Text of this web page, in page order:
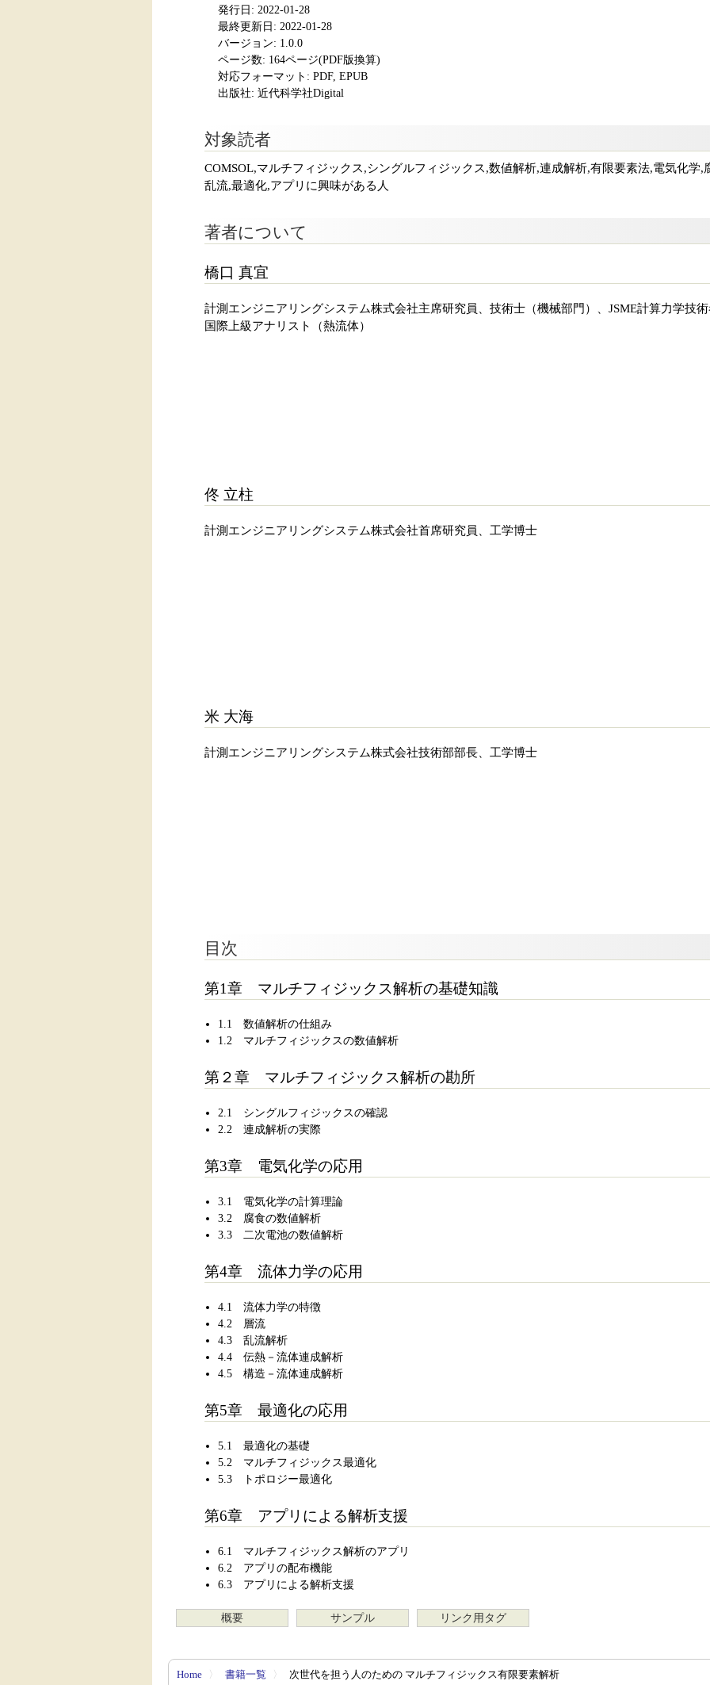
発行日: 2022-01-28
最終更新日: 2022-01-28
バージョン: 1.0.0
ページ数: 164ページ(PDF版換算)
対応フォーマット: PDF, EPUB
出版社: 近代科学社Digital
対象読者
COMSOL,マルチフィジックス,シングルフィジックス,数値解析,連成解析,有限要素法,電気化学,
乱流,最適化,アプリに興味がある人
著者について
橋口 真宜
計測エンジニアリングシステム株式会社主席研究員、技術士（機械部門）、JSME計算力学技
国際上級アナリスト（熱流体）
佟 立柱
計測エンジニアリングシステム株式会社首席研究員、工学博士
米 大海
計測エンジニアリングシステム株式会社技術部部長、工学博士
目次
第1章 マルチフィジックス解析の基礎知識
1.1 数値解析の仕組み
1.2 マルチフィジックスの数値解析
第２章 マルチフィジックス解析の勘所
2.1 シングルフィジックスの確認
2.2 連成解析の実際
第3章 電気化学の応用
3.1 電気化学の計算理論
3.2 腐食の数値解析
3.3 二次電池の数値解析
第4章 流体力学の応用
4.1 流体力学の特徴
4.2 層流
4.3 乱流解析
4.4 伝熱－流体連成解析
4.5 構造－流体連成解析
第5章 最適化の応用
5.1 最適化の基礎
5.2 マルチフィジックス最適化
5.3 トポロジー最適化
第6章 アプリによる解析支援
6.1 マルチフィジックス解析のアプリ
6.2 アプリの配布機能
6.3 アプリによる解析支援
概要 サンプル リンク用タグ
Home 〉 書籍一覧 〉 次世代を担う人のための マルチフィジックス有限要素解析